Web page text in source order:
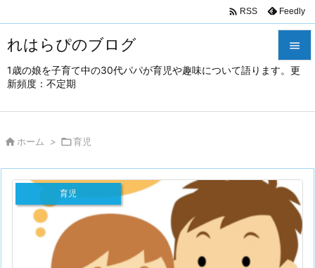
れはらぴのブログ
1歳の娘を子育て中の30代パパが育児や趣味について語ります。更
新頻度：不定期




次へ

検索
 RSS Feedly
 ホーム > 育児
育児